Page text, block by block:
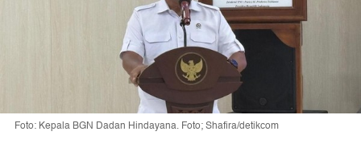
Foto: Kepala BGN Dadan Hindayana. Foto; Shafira/detikcom